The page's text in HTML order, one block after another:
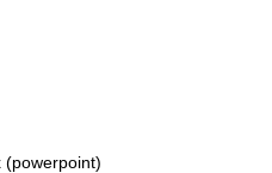
(powerpoint)